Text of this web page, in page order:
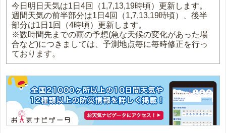
今日明日天気は1日4回（1,7,13,19時頃）更新します。
週間天気の前半部分は1日4回（1,7,13,19時頃）、後半
部分は1日1回（4時頃）更新します。
※数時間先までの雨の予想(急な天候の変化があった場
合など)につきましては、予測地点毎に毎時修正を行っ
ております。